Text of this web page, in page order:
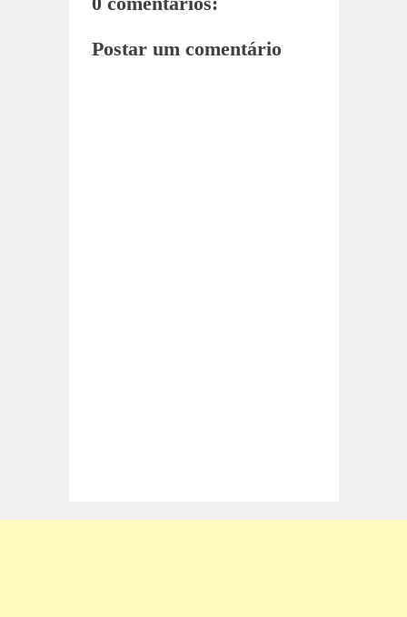
Postar um comentário